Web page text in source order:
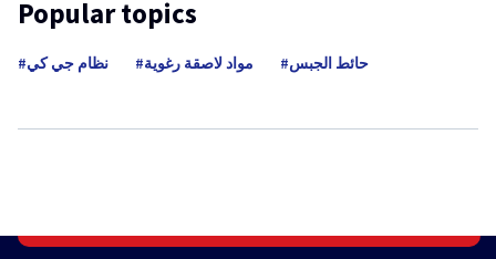
Popular topics
نظام جي كي مواد لاصقة رغوية حائط الجبس